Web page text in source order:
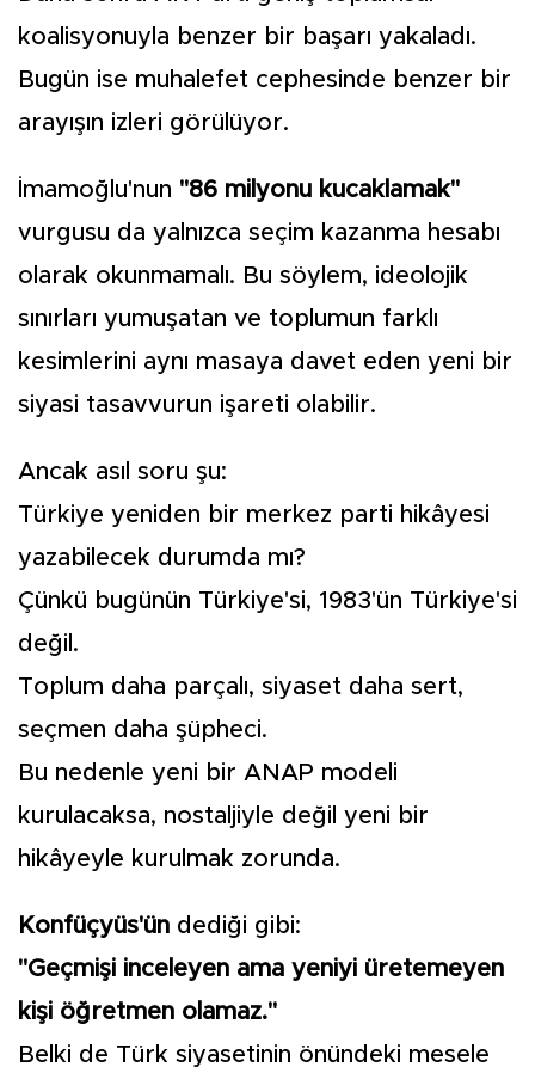
koalisyonuyla benzer bir başarı yakaladı.
Bugün ise muhalefet cephesinde benzer bir
arayışın izleri görülüyor.
İmamoğlu'nun "86 milyonu kucaklamak"
vurgusu da yalnızca seçim kazanma hesabı
olarak okunmamalı. Bu söylem, ideolojik
sınırları yumuşatan ve toplumun farklı
kesimlerini aynı masaya davet eden yeni bir
siyasi tasavvurun işareti olabilir.
Ancak asıl soru şu:
Türkiye yeniden bir merkez parti hikâyesi
yazabilecek durumda mı?
Çünkü bugünün Türkiye'si, 1983'ün Türkiye'si
değil.
Toplum daha parçalı, siyaset daha sert,
seçmen daha şüpheci.
Bu nedenle yeni bir ANAP modeli
kurulacaksa, nostaljiyle değil yeni bir
hikâyeyle kurulmak zorunda.
Konfüçyüs'ün dediği gibi:
"Geçmişi inceleyen ama yeniyi üretemeyen
kişi öğretmen olamaz."
Belki de Türk siyasetinin önündeki mesele